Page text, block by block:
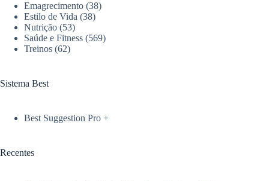
Emagrecimento (38)
Estilo de Vida (38)
Nutrição (53)
Saúde e Fitness (569)
Treinos (62)
Sistema Best
Best Suggestion Pro +
Recentes